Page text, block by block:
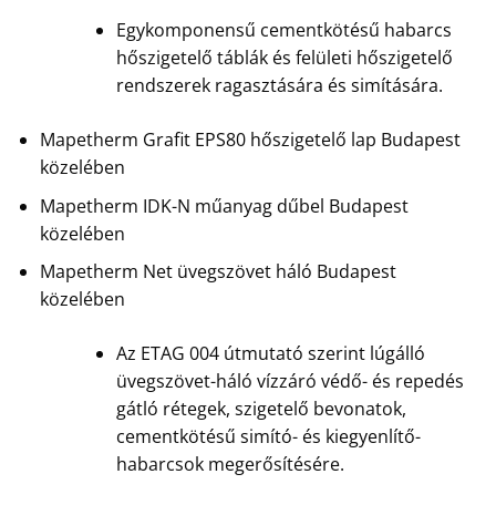
Egykomponensű cementkötésű habarcs
hőszigetelő táblák és felületi hőszigetelő
rendszerek ragasztására és simítására.
Mapetherm Grafit EPS80 hőszigetelő lap Budapest
közelében
Mapetherm IDK-N műanyag dűbel Budapest
közelében
Mapetherm Net üvegszövet háló Budapest
közelében
Az ETAG 004 útmutató szerint lúgálló
üvegszövet-háló vízzáró védő- és repedés
gátló rétegek, szigetelő bevonatok,
cementkötésű simító- és kiegyenlítő-
habarcsok megerősítésére.